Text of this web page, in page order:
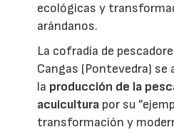
ecológicas y
arándanos.
La cofradía de
Cangas (Pontevedra) se
la producción de la
acuicultura por su
transformación y